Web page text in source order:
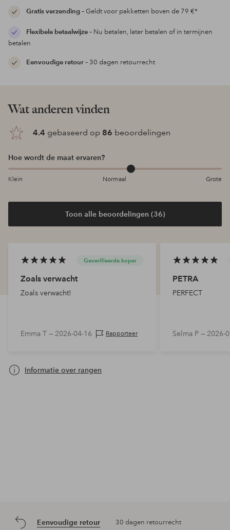
Gratis verzending– Geldt voor pakketten boven de 79 €*
Flexibele betaalwijze– Nu betalen, later betalen of in termijnen
betalen
Eenvoudige retour– 30 dagen retourrecht
Wat anderen vinden
4.4 gebaseerd op 86 beoordelingen
Hoe wordt de maat ervaren?
Klein Normaal Grote
Toon alle beoordelingen (36)
Geverifieerde koper
Zoals verwacht
Zoals verwacht!
Emma T — 2026-04-16 Rapporteer
PETRA
PERFECT
Selma P — 2026-
Informatie over rangen
Eenvoudige retour 30 dagen retourrecht